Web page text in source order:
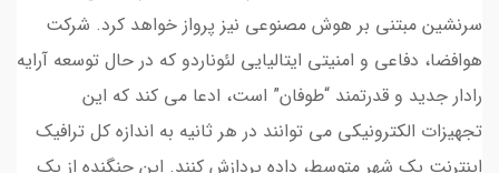
سرنشین مبتنی بر هوش مصنوعی نیز پرواز خواهد کرد. شرکت
هوافضا، دفاعی و امنیتی ایتالیایی لئوناردو که در حال توسعه آرایه
رادار جدید و قدرتمند “طوفان” است، ادعا می کند که این
تجهیزات الکترونیکی می توانند در هر ثانیه به اندازه کل ترافیک
اینترنت یک شهر متوسط، داده پردازش کنند. این جنگنده از یک